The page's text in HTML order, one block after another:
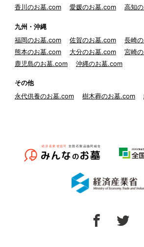
香川のお墓.com
愛媛のお墓.com 高知
九州・沖縄
福岡のお墓.com
佐賀のお墓.com
長崎
熊本のお墓.com
大分のお墓.com
宮崎
鹿児島のお墓.com
沖縄のお墓.com
その他
永代供養のお墓.com
樹木葬のお墓.com